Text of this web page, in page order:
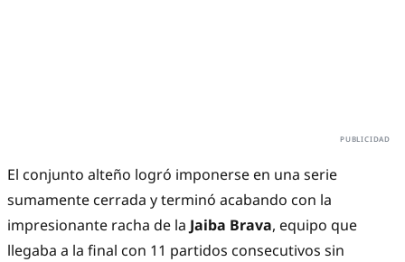
El conjunto alteño logró imponerse en una serie
sumamente cerrada y terminó acabando con la
impresionante racha de la Jaiba Brava, equipo que
llegaba a la final con 11 partidos consecutivos sin